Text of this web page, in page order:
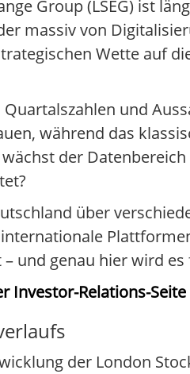
Group (LSEG) ist
massiv von
Wette auf
und
während das
der
über
und genau hier wird
Investor-Relations-Seite
der London